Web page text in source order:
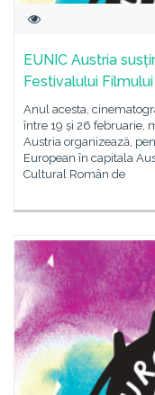
EUNIC Austria
Festivalului
Anul acesta,
între 19 și 26 februarie,
Austria organizează,
European în capitala
Cultural Român de